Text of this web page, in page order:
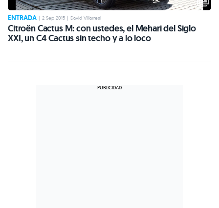
ENTRADA | 2 Sep 2015 | David Villarreal
Citroën Cactus M: con ustedes, el Mehari del Siglo
XXI, un C4 Cactus sin techo y a lo loco